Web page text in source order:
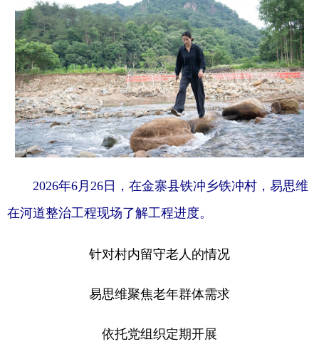
2026年6月26日，在金寨县铁冲乡铁冲村，易思维
在河道整治工程现场了解工程进度。
针对村内留守老人的情况
易思维聚焦老年群体需求
依托党组织定期开展